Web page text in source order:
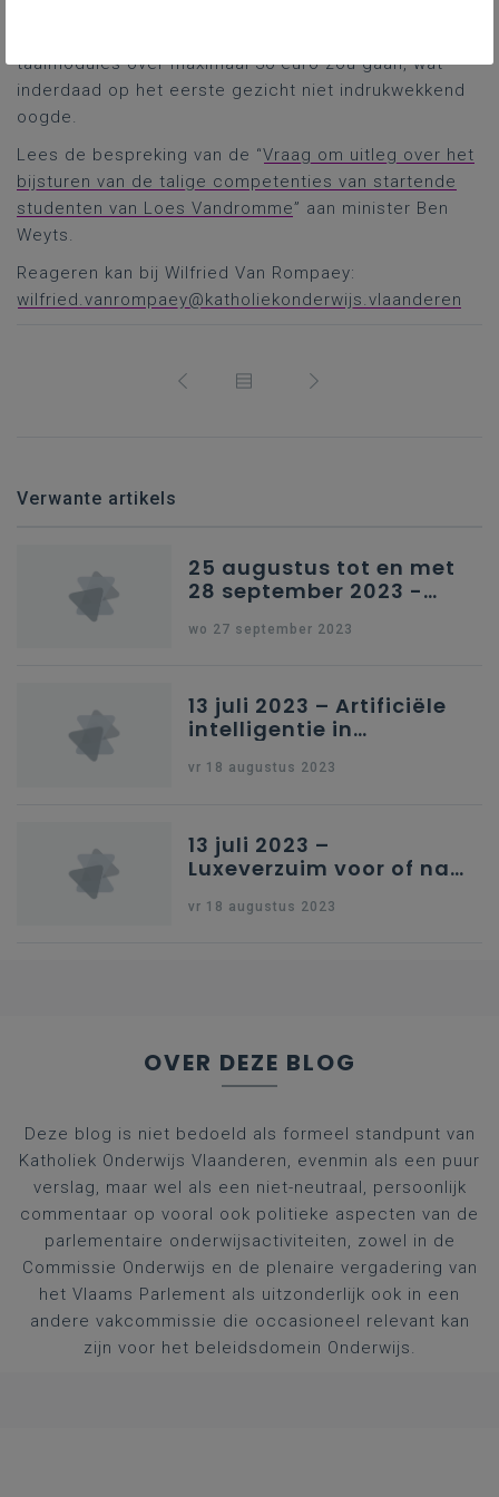
taalmodules over maximaal 30 euro zou gaan, wat
inderdaad op het eerste gezicht niet indrukwekkend
oogde.
Lees de bespreking van de “Vraag om uitleg over het
bijsturen van de talige competenties van startende
studenten van Loes Vandromme” aan minister Ben
Weyts.
Reageren kan bij Wilfried Van Rompaey:
wilfried.vanrompaey@katholiekonderwijs.vlaanderen
Verwante artikels
25 augustus tot en met
28 september 2023 -
wo 27 september 2023
13 juli 2023 – Artificiële
intelligentie in
vr 18 augustus 2023
13 juli 2023 –
Luxeverzuim voor of na
vr 18 augustus 2023
OVER DEZE BLOG
Deze blog is niet bedoeld als formeel standpunt van
Katholiek Onderwijs Vlaanderen, evenmin als een puur
verslag, maar wel als een niet-neutraal, persoonlijk
commentaar op vooral ook politieke aspecten van de
parlementaire onderwijsactiviteiten, zowel in de
Commissie Onderwijs en de plenaire vergadering van
het Vlaams Parlement als uitzonderlijk ook in een
andere vakcommissie die occasioneel relevant kan
zijn voor het beleidsdomein Onderwijs.